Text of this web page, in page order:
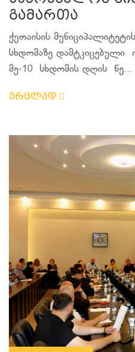
გამართა
ქუთაისის
სხდომაზე დამტკიცებული
მე-10 სხდომის დღის წე...
ვრცლად